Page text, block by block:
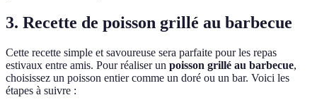
3. Recette de poisson grillé au barbecue
Cette recette simple et savoureuse sera parfaite pour les repas
estivaux entre amis. Pour réaliser un poisson grillé au barbecue,
choisissez un poisson entier comme un doré ou un bar. Voici les
étapes à suivre :